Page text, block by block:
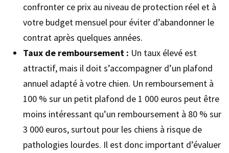
confronter ce prix au niveau de protection réel et à
votre budget mensuel pour éviter d’abandonner le
contrat après quelques années.
Taux de remboursement : Un taux élevé est
attractif, mais il doit s’accompagner d’un plafond
annuel adapté à votre chien. Un remboursement à
100 % sur un petit plafond de 1 000 euros peut être
moins intéressant qu’un remboursement à 80 % sur
3 000 euros, surtout pour les chiens à risque de
pathologies lourdes. Il est donc important d’évaluer